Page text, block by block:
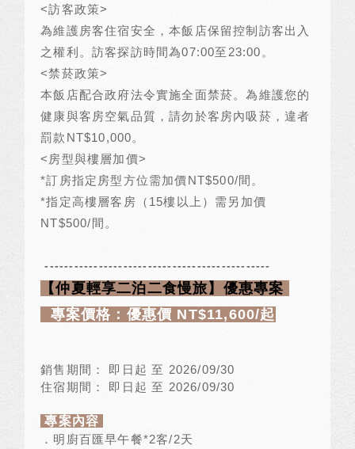
<訪客政策>
為維護房客住宿安全，本飯店保留控制訪客出入
之權利。訪客探訪時間為07:00至 23:00 。
<禁菸政策>
本飯店配合政府法令實施全面禁菸。為維護您的
健康與客房空氣品質，請勿於客房內吸菸，違者
罰款 NT$10,000。
< 房型與樓層加價>
*訂房指定房型方位需加價NT$500/間。
*指定高樓層客房（ 15樓以上）需另加價
NT$500/間。
----------------------------------------------
【仲夏輕享二泊二食慢旅】優惠專案
專案價格：優惠價 NT$11,600/起
銷售期間： 即日起 至 2026/09/30
住宿期間： 即日起 至 2026/09/30
專案內容
．明廚百匯早午餐*2客/2天